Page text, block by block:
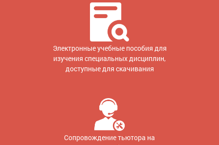
Электронные учебные пособия для
изучения специальных дисциплин,
доступные для скачивания
Сопровождение тьютора на